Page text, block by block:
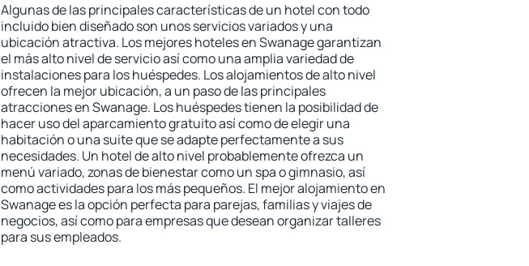
Algunas de las principales características de un hotel con todo
incluido bien diseñado son unos servicios variados y una
ubicación atractiva. Los mejores hoteles en Swanage garantizan
el más alto nivel de servicio así como una amplia variedad de
instalaciones para los huéspedes. Los alojamientos de alto nivel
ofrecen la mejor ubicación, a un paso de las principales
atracciones en Swanage. Los huéspedes tienen la posibilidad de
hacer uso del aparcamiento gratuito así como de elegir una
habitación o una suite que se adapte perfectamente a sus
necesidades. Un hotel de alto nivel probablemente ofrezca un
menú variado, zonas de bienestar como un spa o gimnasio, así
como actividades para los más pequeños. El mejor alojamiento en
Swanage es la opción perfecta para parejas, familias y viajes de
negocios, así como para empresas que desean organizar talleres
para sus empleados.